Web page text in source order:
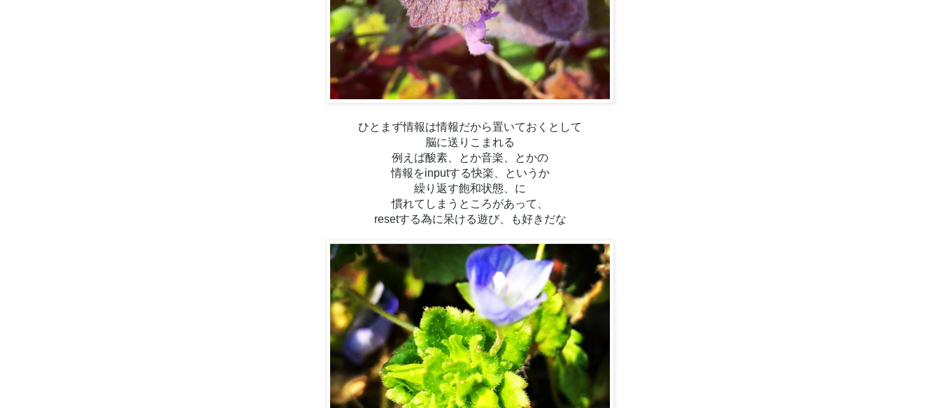
ひとまず情報は情報だから置いておくとして
脳に送りこまれる
例えば酸素、とか音楽、とかの
情報をinputする快楽、というか
繰り返す飽和状態、に
慣れてしまうところがあって、
resetする為に呆ける遊び、
も好きだな